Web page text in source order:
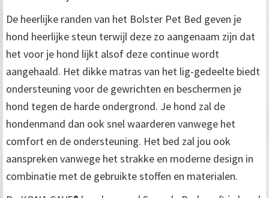
De heerlijke randen van het Bolster Pet Bed geven je
hond heerlijke steun terwijl deze zo aangenaam zijn dat
het voor je hond lijkt alsof deze continue wordt
aangehaald. Het dikke matras van het lig-gedeelte biedt
ondersteuning voor de gewrichten en beschermen je
hond tegen de harde ondergrond. Je hond zal de
hondenmand dan ook snel waarderen vanwege het
comfort en de ondersteuning. Het bed zal jou ook
aanspreken vanwege het strakke en moderne design in
combinatie met de gebruikte stoffen en materialen.